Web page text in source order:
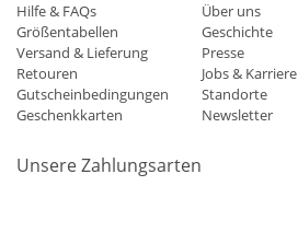
Hilfe & FAQs
Größentabellen
Versand & Lieferung
Retouren
Gutscheinbedingungen
Geschenkkarten
Über uns
Geschichte
Presse
Jobs & Karriere
Standorte
Newsletter
Unsere Zahlungsarten